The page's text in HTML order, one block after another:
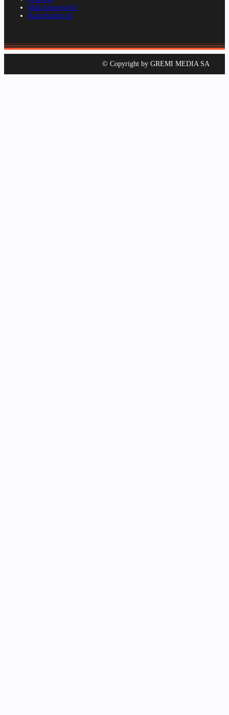
Mała księgowość
Kancelarierp.pl
© Copyright by GREMI MEDIA SA